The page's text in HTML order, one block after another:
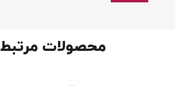
محصولات مرتبط